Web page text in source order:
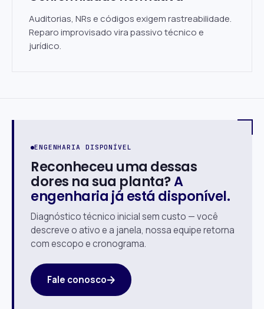
Auditorias, NRs e códigos exigem rastreabilidade.
Reparo improvisado vira passivo técnico e
jurídico.
ENGENHARIA DISPONÍVEL
Reconheceu uma dessas
dores na sua planta?A
engenharia já está disponível.
Diagnóstico técnico inicial sem custo — você
descreve o ativo e a janela, nossa equipe retorna
com escopo e cronograma.
Fale conosco